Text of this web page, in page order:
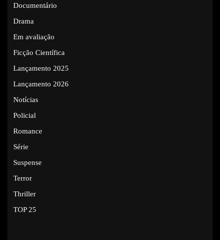
Documentário
Drama
Em avaliação
Ficção Científica
Lançamento 2025
Lançamento 2026
Notícias
Policial
Romance
Série
Suspense
Terror
Thriller
TOP 25